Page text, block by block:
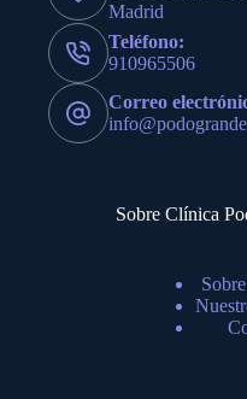
Madrid
Teléfono:
910965506
Correo
Sobre Clínica